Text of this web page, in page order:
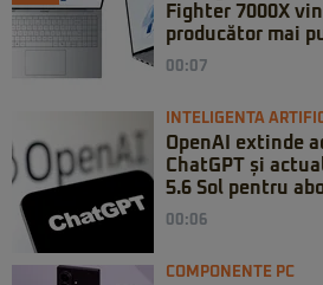
Fighter 7000X
producător mai
00:07
INTELIGENTA
OpenAI extinde
ChatGPT și
5.6 Sol pentru
00:06
COMPONENTE PC